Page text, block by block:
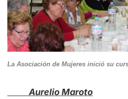
La Asociación de Mujeres inició su
Foto:
Aurelio Maroto